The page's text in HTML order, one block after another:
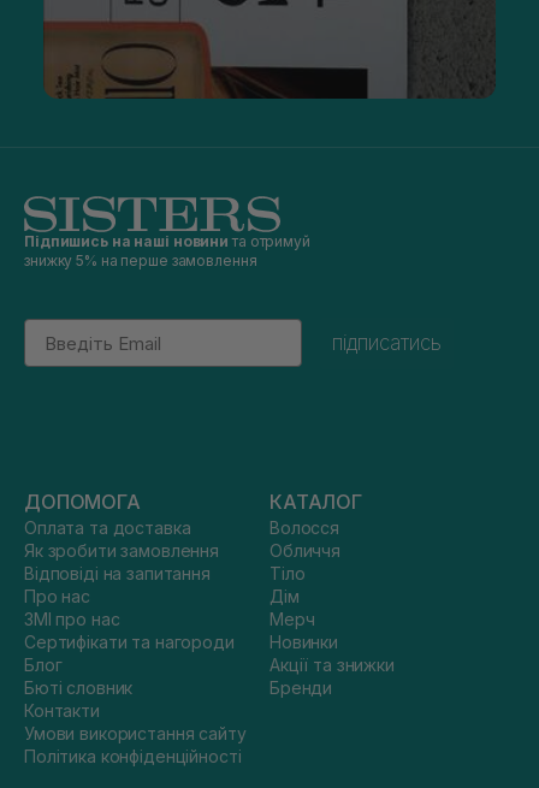
Підпишись на наші новини та отримуй
знижку 5% на перше замовлення
Email
підписатись
ДОПОМОГА
Оплата та доставка
Як зробити замовлення
Відповіді на запитання
Про нас
ЗМІ про нас
Сертифікати та нагороди
Блог
Бюті словник
Контакти
Умови використання сайту
Політика конфіденційності
КАТАЛОГ
Волосся
Обличчя
Тіло
Дім
Мерч
Новинки
Акції та знижки
Бренди